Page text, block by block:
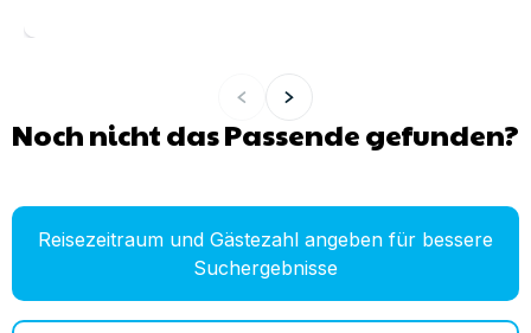
Noch nicht das Passende gefunden?
Reisezeitraum und Gästezahl angeben für bessere
Suchergebnisse